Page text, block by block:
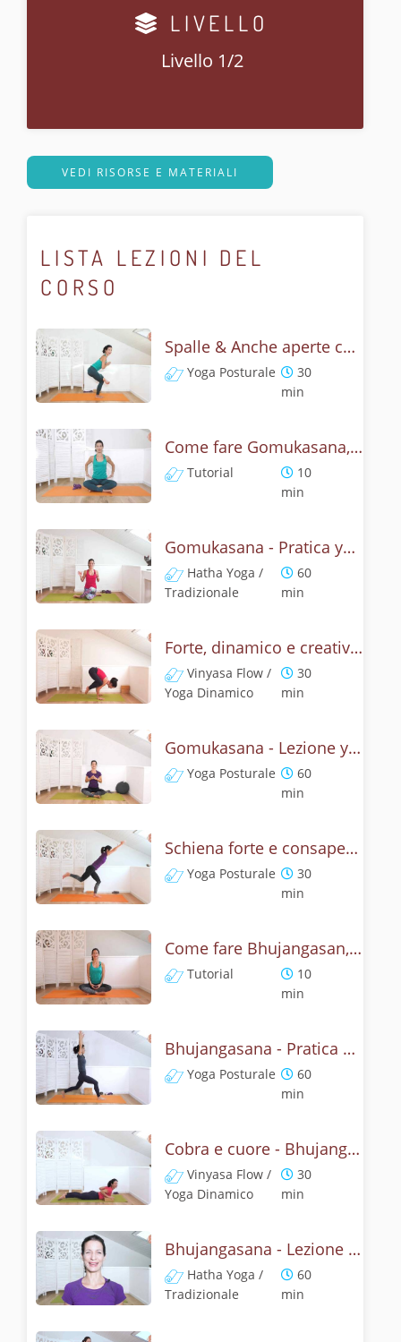
LIVELLO
Livello 1/2
VEDI RISORSE E MATERIALI
LISTA LEZIONI DEL
CORSO
Spalle & Anche aperte con Gomukasana - Flow lento e posturale
Yoga Posturale
30
min
Come fare Gomukasana, la posizione del muso della vacca? Tutorial
Tutorial
10
min
Gomukasana - Pratica yoga con l'anatomia del muso della vacca
Hatha Yoga /
Tradizionale
60
min
Forte, dinamico e creativo - Gomukasana vinyasa yoga
Vinyasa Flow /
Yoga Dinamico
30
min
Gomukasana - Lezione yoga con la storia del muso della vacca
Yoga Posturale
60
min
Schiena forte e consapevole con Bhujangasana, la posizione del cobra
Yoga Posturale
30
min
Come fare Bhujangasan, la posizione del cobra? Tutorial
Tutorial
10
min
Bhujangasana - Pratica yoga con l'anatomia del cobra
Yoga Posturale
60
min
Cobra e cuore - Bhujangasana flow
Vinyasa Flow /
Yoga Dinamico
30
min
Bhujangasana - Lezione yoga con la storia del cobra
Hatha Yoga /
Tradizionale
60
min